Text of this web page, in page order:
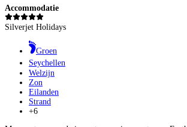
Accommodatie
Silverjet Holidays
Groen
Seychellen
Welzijn
Zon
Eilanden
Strand
+6